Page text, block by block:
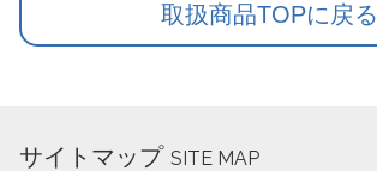
取扱商品TOPに戻る
サイトマップ SITE MAP